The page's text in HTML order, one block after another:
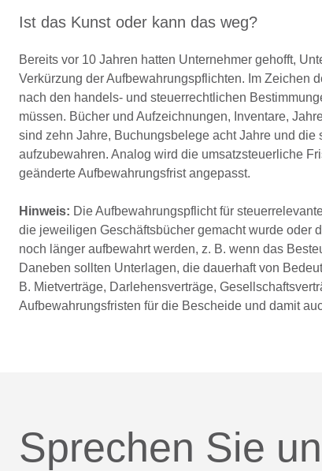
Ist das Kunst oder kann das weg?
Bereits vor 10 Jahren hatten Unternehmer gehofft,
Verkürzung der Aufbewahrungspflichten. Im Zeichen
nach den handels- und steuerrechtlichen
müssen. Bücher und Aufzeichnungen, Inventare,
sind zehn Jahre, Buchungsbelege acht Jahre und
aufzubewahren. Analog wird die umsatzsteuerliche
geänderte Aufbewahrungsfrist angepasst.
Hinweis: Die Aufbewahrungspflicht für
die jeweiligen Geschäftsbücher gemacht wurde oder
noch länger aufbewahrt werden, z. B. wenn das
Daneben sollten Unterlagen, die dauerhaft von
B. Mietverträge, Darlehensverträge,
Aufbewahrungsfristen für die Bescheide und damit
Sprechen Sie